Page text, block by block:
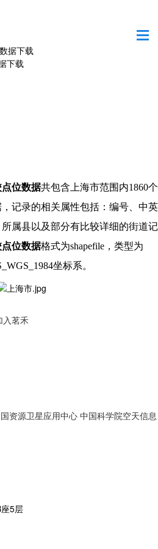
下载
位数据共包含上海市范围内1860个
记录的相关属性包括：编号、中英
属县以及部分有比较详细的街道记
点位数据格式为shapefile，类型为
坐标系。
入茗禾
资源卫星应用中心 中国科学院空天信息
5层